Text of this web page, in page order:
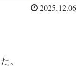
2025.12.06
。